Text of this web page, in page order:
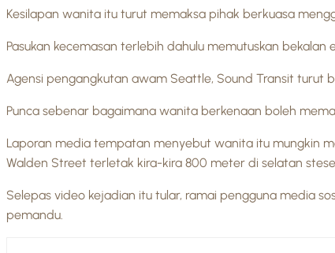
Kesilapan wanita itu turut memaksa pihak berkuasa
Pasukan kecemasan terlebih dahulu memutuskan
Agensi pengangkutan awam Seattle, Sound Transit turut
Punca sebenar bagaimana wanita berkenaan boleh
Laporan media tempatan menyebut wanita itu mungkin
Walden Street terletak kira-kira 800 meter di selatan
Selepas video kejadian itu tular, ramai pengguna media
pemandu.